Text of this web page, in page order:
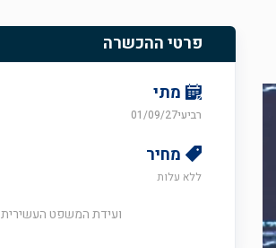
פרטי ההכשרה
מתי
רביעי01/09/27
מחיר
ללא עלות
ועידת המשפט העשירית